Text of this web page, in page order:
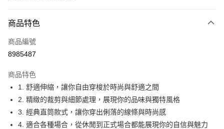
信用卡一次付款
Apple Pay
運送方式
付款後全家取貨
每筆NT$60，滿NT$1,000(含以上)免運費
商品特色
商品編號
8985487
商品特色
1. 舒適伸縮，讓你自由穿梭於時尚與舒適之間
2. 精緻的裁剪與細節處理，展現你的品味與獨特風格
3. 經典直筒款式，讓你穿出俐落的線條與時尚感
4. 適合各種場合，從休閒到正式場合都能展現你的自信與魅力